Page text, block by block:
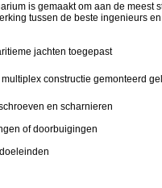
is gemaakt om aan de meest
tussen de beste ingenieurs
jachten toegepast
constructie gemonteerd
en scharnieren
of doorbuigingen